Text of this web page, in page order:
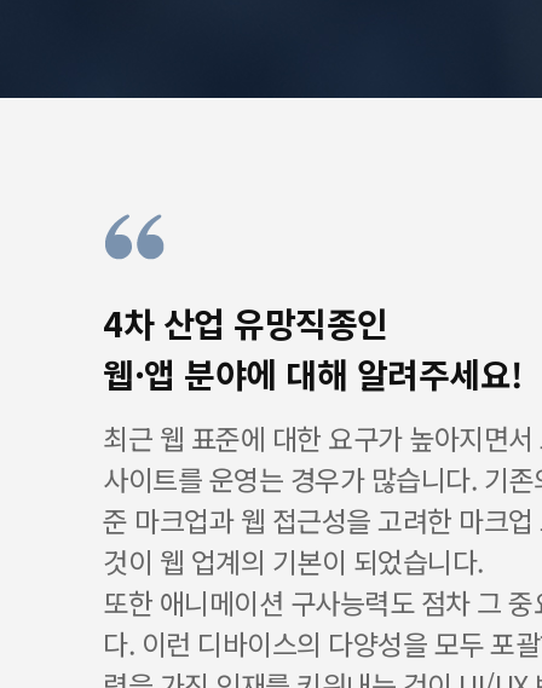
4차 산업 유망직종인
웹·앱 분야에 대해 알려주세요!
최근 웹 표준에 대한 요구가 높아지면
사이트를 운영는 경우가 많습니다. 기
준 마크업과 웹 접근성을 고려한 마크
것이 웹 업계의 기본이 되었습니다.
또한 애니메이션 구사능력도 점차 그
다. 이런 디바이스의 다양성을 모두 포